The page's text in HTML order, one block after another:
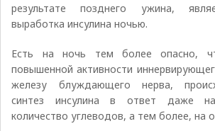
результате позднего ужина,
выработка инсулина ночью.
Есть на ночь тем более опасно,
повышенной активности
железу блуждающего нерва,
синтез инсулина в ответ даже на
количество углеводов, а тем более, на